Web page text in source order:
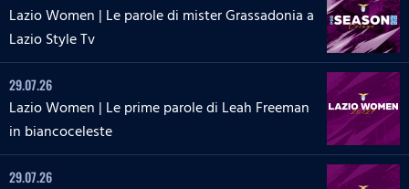
Lazio Women | Le parole di mister Grassadonia a
Lazio Style Tv
29.07.26
Lazio Women | Le prime parole di Leah Freeman
in biancoceleste
29.07.26